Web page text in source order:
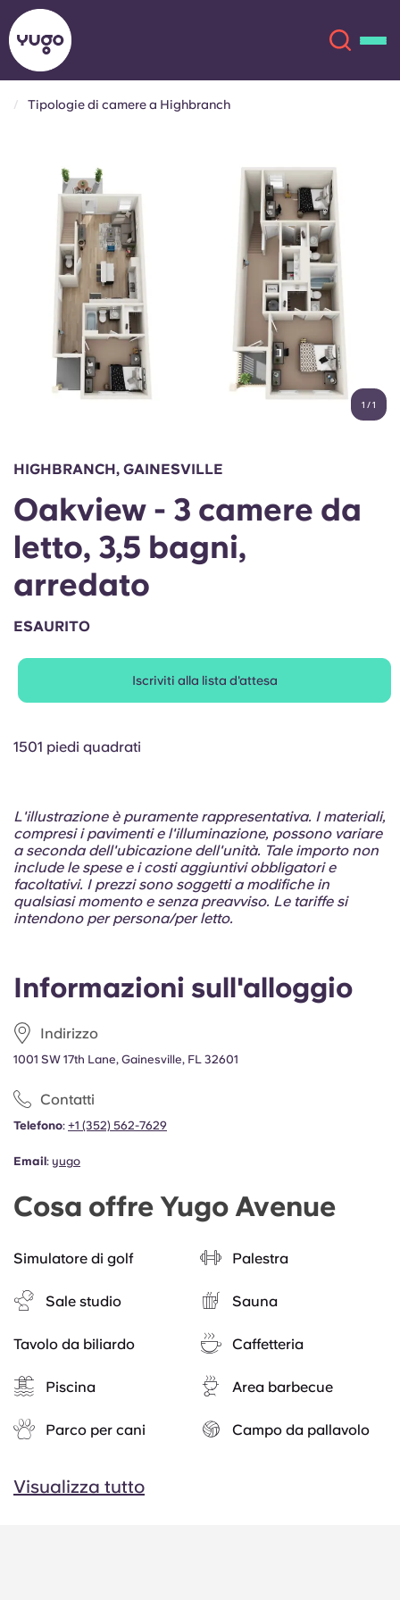
Sedi
Altro
Account Lingua
Chinese
Español
Deutsch
Italian
Portuguese
Chinese Español
Català Deutsch
Italian French
Portuguese
Tipologie di camere a Highbranch
1 /1
Informazioni sull'alloggio
Indirizzo
1001 SW 17th Lane, Gainesville, FL 32601
Contatti
Telefono: +1 (352) 562-7629
Email: yugo
Cosa offre Yugo Avenue
Simulatore di golf Palestra
Sale studio Sauna
Tavolo da biliardo Caffetteria
Piscina Area barbecue
Parco per cani Campo da pallavolo
Visualizza tutto
HIGHBRANCH, GAINESVILLE
Oakview - 3 camere da
letto, 3,5 bagni,
arredato
ESAURITO
Iscriviti alla lista d'attesa
1501 piedi quadrati
L'illustrazione è puramente rappresentativa. I materiali,
compresi i pavimenti e l'illuminazione, possono variare
a seconda dell'ubicazione dell'unità. Tale importo non
include le spese e i costi aggiuntivi obbligatori e
facoltativi. I prezzi sono soggetti a modifiche in
qualsiasi momento e senza preavviso. Le tariffe si
intendono per persona/per letto.